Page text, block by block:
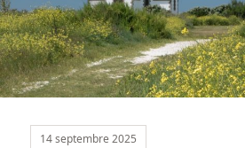
14 septembre 2025